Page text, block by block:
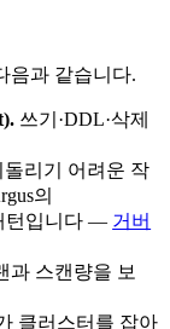
음과 같습니다.
쓰기·DDL·삭제
돌리기 어려운 작
의
턴입니다 — 거버
과 스캔량을 보
클러스터를 잡아